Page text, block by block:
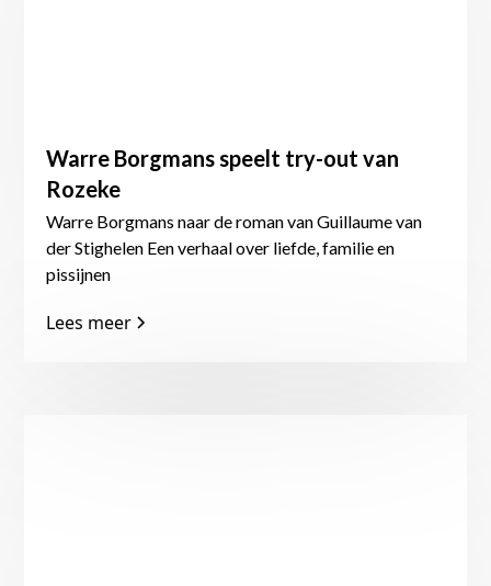
Warre Borgmans speelt try-out van
Rozeke
Warre Borgmans naar de roman van Guillaume van
der Stighelen Een verhaal over liefde, familie en
pissijnen​
Lees meer